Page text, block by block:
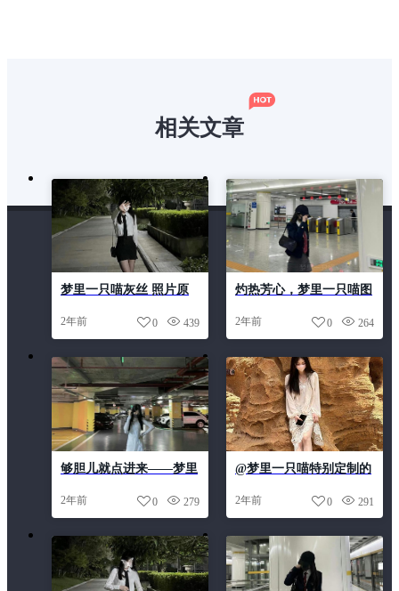
相关文章
梦里一只喵灰丝 照片原
2年前 439
0
灼热芳心，梦里一只喵图
2年前 264
0
够胆儿就点进来——梦里
清猫咪图片尽收眼底
2年前 279
0
@梦里一只喵特别定制的
受青春的美好
2年前 291
0